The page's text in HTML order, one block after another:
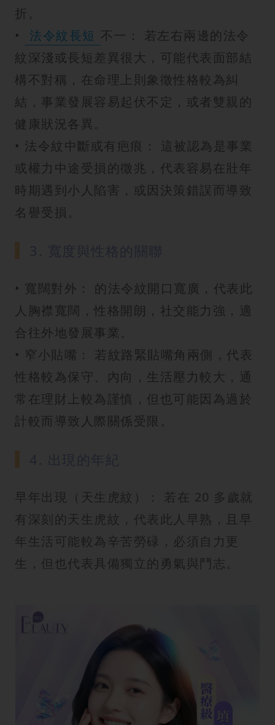
折。
•
法令紋長短 不一： 若左右兩邊的法令
紋深淺或長短差異很大，可能代表面部結
構不對稱，在命理上則象徵性格較為糾
結，事業發展容易起伏不定，或者雙親的
健康狀況各異。
• 法令紋中斷或有疤痕： 這被認為是事業
或權力中途受損的徵兆，代表容易在壯年
時期遇到小人陷害，或因決策錯誤而導致
名譽受損。
• 寬闊對外： 的法令紋開口寬廣，代表此
人胸襟寬闊，性格開朗，社交能力強，適
合往外地發展事業。
• 窄小貼嘴： 若紋路緊貼嘴角兩側，代表
性格較為保守、內向，生活壓力較大，通
常在理財上較為謹慎，但也可能因為過於
計較而導致人際關係受限。
早年出現（天生虎紋）： 若在 20 多歲就
有深刻的天生虎紋，代表此人早熟，且早
年生活可能較為辛苦勞碌，必須自力更
生，但也代表具備獨立的勇氣與鬥志。